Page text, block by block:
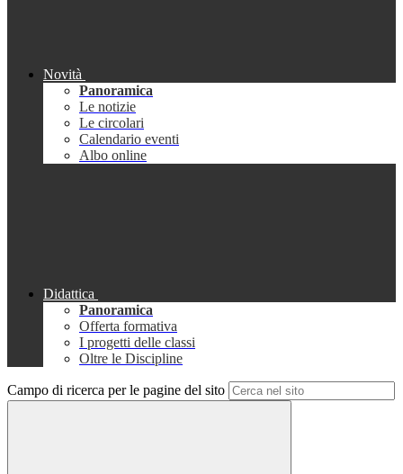
Novità
Panoramica
Le notizie
Le circolari
Calendario eventi
Albo online
Didattica
Panoramica
Offerta formativa
I progetti delle classi
Oltre le Discipline
Campo di ricerca per le pagine del sito